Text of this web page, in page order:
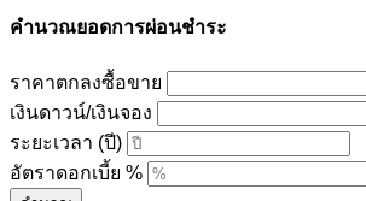
คำนวณยอดการผ่อนชำระ
ราคาตกลงซื้อขาย
เงินดาวน์/เงินจอง
ระยะเวลา (ปี)
อัตราดอกเบี้ย %